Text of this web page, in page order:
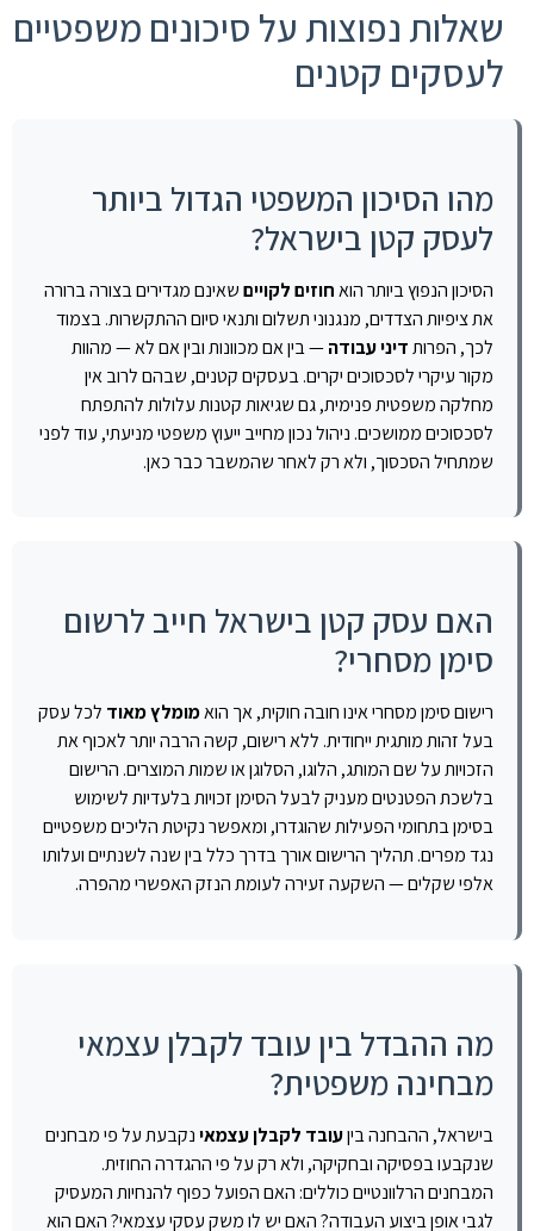
שאלות נפוצות על סיכונים משפטיים
לעסקים קטנים
מהו הסיכון המשפטי הגדול ביותר
לעסק קטן בישראל?
הסיכון הנפוץ ביותר הואחוזים לקוייםשאינם מגדירים בצורה ברורה
את ציפיות הצדדים, מנגנוני תשלום ותנאי סיום ההתקשרות. בצמוד
לכך, הפרותדיני עבודה— בין אם מכוונות ובין אם לא — מהוות
מקור עיקרי לסכסוכים יקרים. בעסקים קטנים, שבהם לרוב אין
מחלקה משפטית פנימית, גם שגיאות קטנות עלולות להתפתח
לסכסוכים ממושכים. ניהול נכון מחייב ייעוץ משפטי מניעתי, עוד לפני
שמתחיל הסכסוך, ולא רק לאחר שהמשבר כבר כאן.
האם עסק קטן בישראל חייב לרשום
סימן מסחרי?
רישום סימן מסחרי אינו חובה חוקית, אך הואמומלץ מאוד לכל עסק
בעל זהות מותגית ייחודית. ללא רישום, קשה הרבה יותר לאכוף את
הזכויות על שם המותג, הלוגו, הסלוגן או שמות המוצרים. הרישום
בלשכת הפטנטים מעניק לבעל הסימן זכויות בלעדיות לשימוש
בסימן בתחומי הפעילות שהוגדרו, ומאפשר נקיטת הליכים משפטיים
נגד מפרים. תהליך הרישום אורך בדרך כלל בין שנה לשנתיים ועלותו
אלפי שקלים — השקעה זעירה לעומת הנזק האפשרי מהפרה.
מה ההבדל בין עובד לקבלן עצמאי
מבחינה משפטית?
בישראל, ההבחנה ביןעובד לקבלן עצמאינקבעת על פי מבחנים
שנקבעו בפסיקה ובחקיקה, ולא רק על פי ההגדרה החוזית.
המבחנים הרלוונטיים כוללים: האם הפועל כפוף להנחיות המעסיק
לגבי אופן ביצוע העבודה? האם יש לו משק עסקי עצמאי? האם הוא